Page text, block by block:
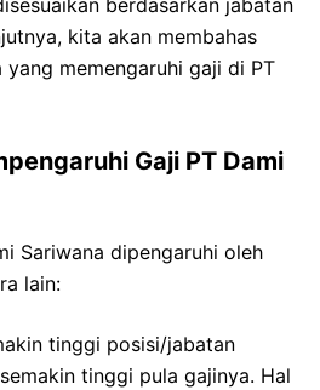
kita akan membahas
memengaruhi gaji di PT
Gaji PT Dami
Sariwana dipengaruhi oleh
lain:
tinggi posisi/jabatan
tinggi pula gajinya. Hal